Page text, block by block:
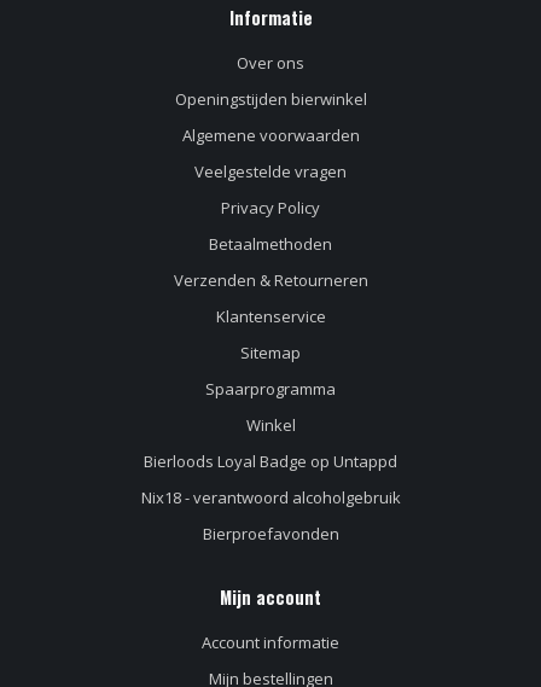
Informatie
Over ons
Openingstijden bierwinkel
Algemene voorwaarden
Veelgestelde vragen
Privacy Policy
Betaalmethoden
Verzenden & Retourneren
Klantenservice
Sitemap
Spaarprogramma
Winkel
Bierloods Loyal Badge op Untappd
Nix18 - verantwoord alcoholgebruik
Bierproefavonden
Mijn account
Account informatie
Mijn bestellingen